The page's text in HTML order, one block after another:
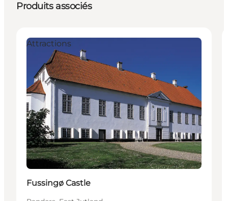
Produits associés
Attractions
Fussingø Castle